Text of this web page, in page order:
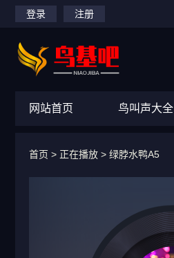
登录 注册
网站首页 鸟叫声大全
首页 > 正在播放 > 绿脖水鸭A5